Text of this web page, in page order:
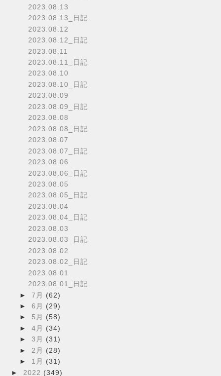
2023.08.13
2023.08.13_日記
2023.08.12
2023.08.12_日記
2023.08.11
2023.08.11_日記
2023.08.10
2023.08.10_日記
2023.08.09
2023.08.09_日記
2023.08.08
2023.08.08_日記
2023.08.07
2023.08.07_日記
2023.08.06
2023.08.06_日記
2023.08.05
2023.08.05_日記
2023.08.04
2023.08.04_日記
2023.08.03
2023.08.03_日記
2023.08.02
2023.08.02_日記
2023.08.01
2023.08.01_日記
►7月 (62)
►6月 (29)
► 5月 (58)
►4月 (34)
►3月 (31)
► 2月 (28)
► 1月 (31)
► 2022 (349)